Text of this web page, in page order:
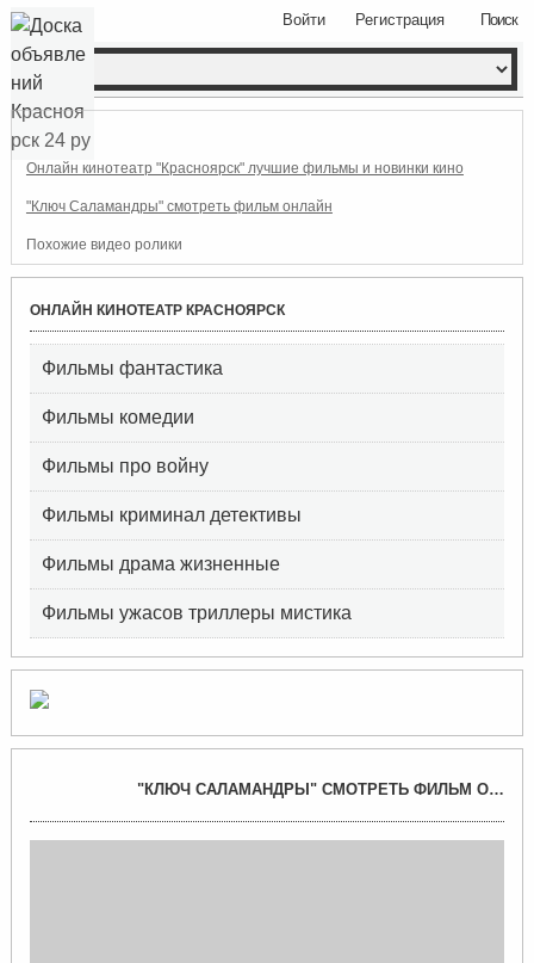
Поиск
Войти Регистрация
Онлайн кинотеатр "Красноярск" лучшие фильмы и новинки кино
"Ключ Саламандры" смотреть фильм онлайн
Похожие видео ролики
ОНЛАЙН КИНОТЕАТР КРАСНОЯРСК
Фильмы фантастика
Фильмы комедии
Фильмы про войну
Фильмы криминал детективы
Фильмы драма жизненные
Фильмы ужасов триллеры мистика
"КЛЮЧ САЛАМАНДРЫ" СМОТРЕТЬ ФИЛЬМ ОНЛАЙН →